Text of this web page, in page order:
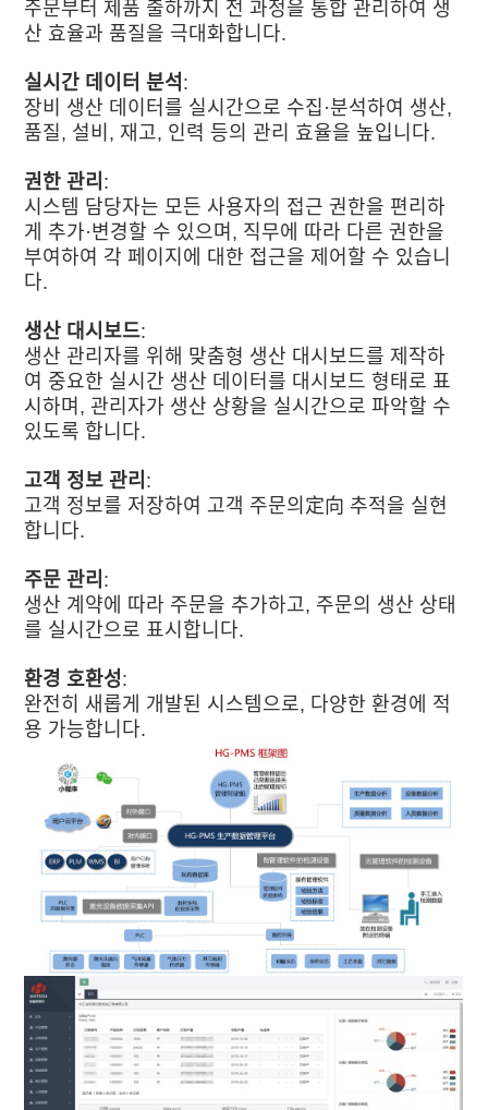
주문부터 제품 출하까지 전 과정을 통합 관리하여 생
산 효율과 품질을 극대화합니다.
실시간 데이터 분석:
장비 생산 데이터를 실시간으로 수집·분석하여 생산,
품질, 설비, 재고, 인력 등의 관리 효율을 높입니다.
권한 관리 :
시스템 담당자는 모든 사용자의 접근 권한을 편리하
게 추가·변경할 수 있으며, 직무에 따라 다른 권한을
부여하여 각 페이지에 대한 접근을 제어할 수 있습니
다.
생산 대시보드:
생산 관리자를 위해 맞춤형 생산 대시보드를 제작하
여 중요한 실시간 생산 데이터를 대시보드 형태로 표
시하며, 관리자가 생산 상황을 실시간으로 파악할 수
있도록 합니다.
고객 정보 관리 :
고객 정보를 저장하여 고객 주문의定向 추적을 실현
합니다.
주문 관리 :
생산 계약에 따라 주문을 추가하고, 주문의 생산 상태
를 실시간으로 표시합니다.
환경 호환성:
완전히 새롭게 개발된 시스템으로, 다양한 환경에 적
용 가능합니다.